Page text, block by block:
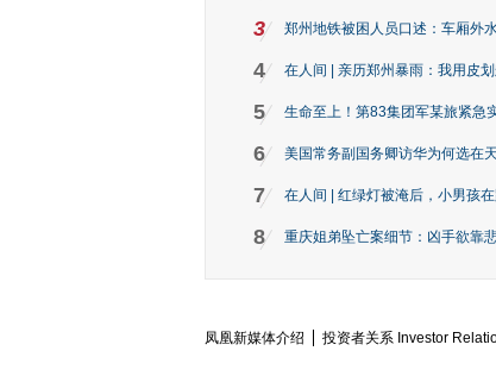
3 郑州地铁被困人员口述：车厢外
4 在人间 | 亲历郑州暴雨：我用皮
5 生命至上！第83集团军某旅紧急
6 美国常务副国务卿访华为何选在
7 在人间 | 红绿灯被淹后，小男孩
8 重庆姐弟坠亡案细节：凶手欲靠
凤凰新媒体介绍 投资者关系 Investor